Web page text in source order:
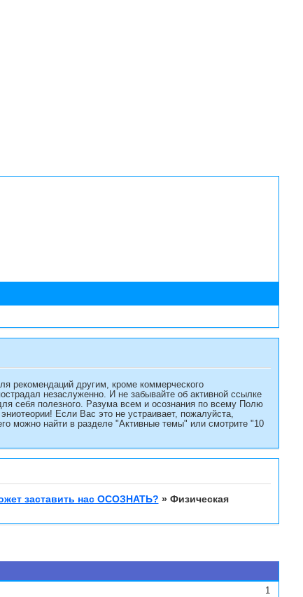
рекомендаций другим, кроме коммерческого
незаслуженно. И не забывайте об активной ссылке
себя полезного. Разума всем и осознания по всему Полю
Если Вас это не устраивает, пожалуйста,
можно найти в разделе "Активные темы" или смотрите "10
заставить нас ОСОЗНАТЬ? » Физическая
1